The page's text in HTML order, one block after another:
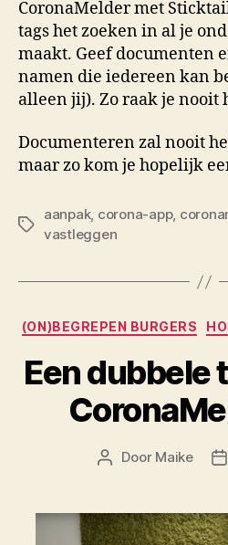
CoronaMelder met
tags het zoeken in al je
maakt. Geef documenten
namen die iedereen kan
alleen jij). Zo raak je nooit
Documenteren zal nooit
maar zo kom je hopelijk
Tags
aanpak, corona-app,
vastleggen
(ON)BEGREPEN BURGERS
Een dubbele
Berichtauteur
Door Maike